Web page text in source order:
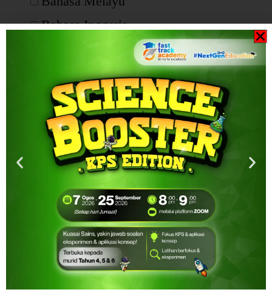
Bahasa Inggeris
Biologi
Fizik
Kimia
Sejarah
Matematik Tambahan
Tarikh Lahir Anak
Dual Language Programme: DLP atau